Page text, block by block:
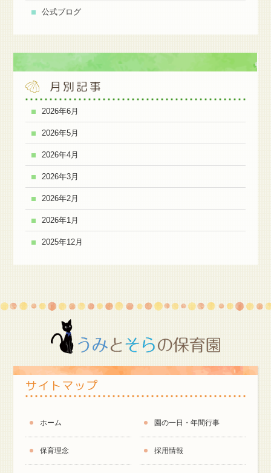
公式ブログ
月別記事
2026年6月
2026年5月
2026年4月
2026年3月
2026年2月
2026年1月
2025年12月
サイトマップ
ホーム
保育理念
園の一日・年間行事
採用情報